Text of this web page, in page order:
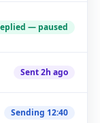
— paused
Sent 2h ago
Sending 12:40